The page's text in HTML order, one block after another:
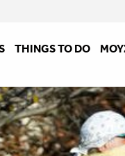
THINGS TO DO